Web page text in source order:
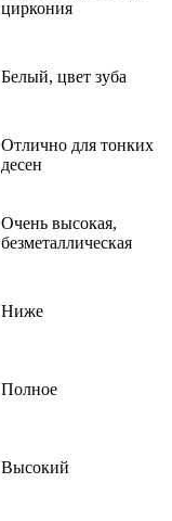
циркония
Белый, цвет зуба
Отлично для тонких
десен
Очень высокая,
безметаллическая
Ниже
Полное
Высокий